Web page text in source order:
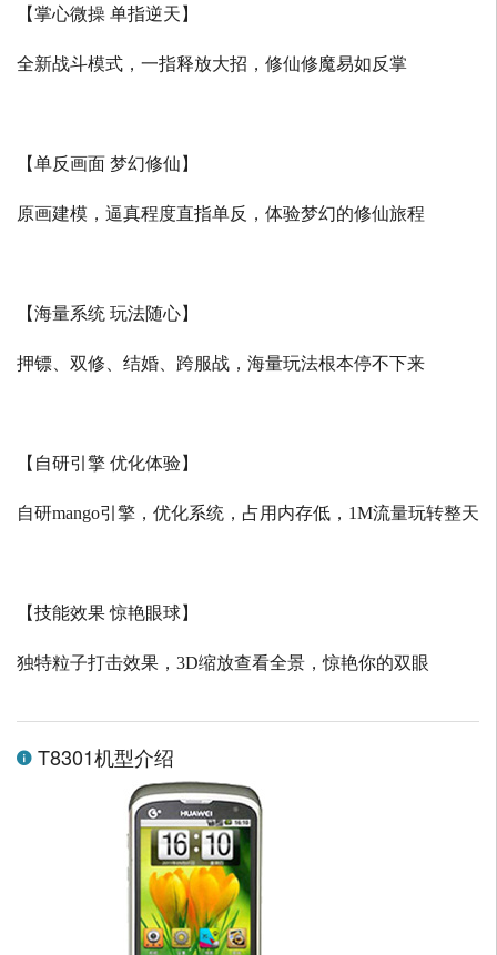
【掌心微操 单指逆天】
全新战斗模式，一指释放大招，修仙修魔易如反掌
【单反画面 梦幻修仙】
原画建模，逼真程度直指单反，体验梦幻的修仙旅程
【海量系统 玩法随心】
押镖、双修、结婚、跨服战，海量玩法根本停不下来
【自研引擎 优化体验】
自研mango引擎，优化系统，占用内存低， 1M流量玩转整天
【技能效果 惊艳眼球】
独特粒子打击效果， 3D缩放查看全景，惊艳你的双眼
T8301机型介绍